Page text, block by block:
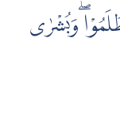
ۖوَبُشْرٰى